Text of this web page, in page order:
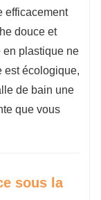
efficacement
douce et
en plastique ne
est écologique,
de bain une
que vous
sous la